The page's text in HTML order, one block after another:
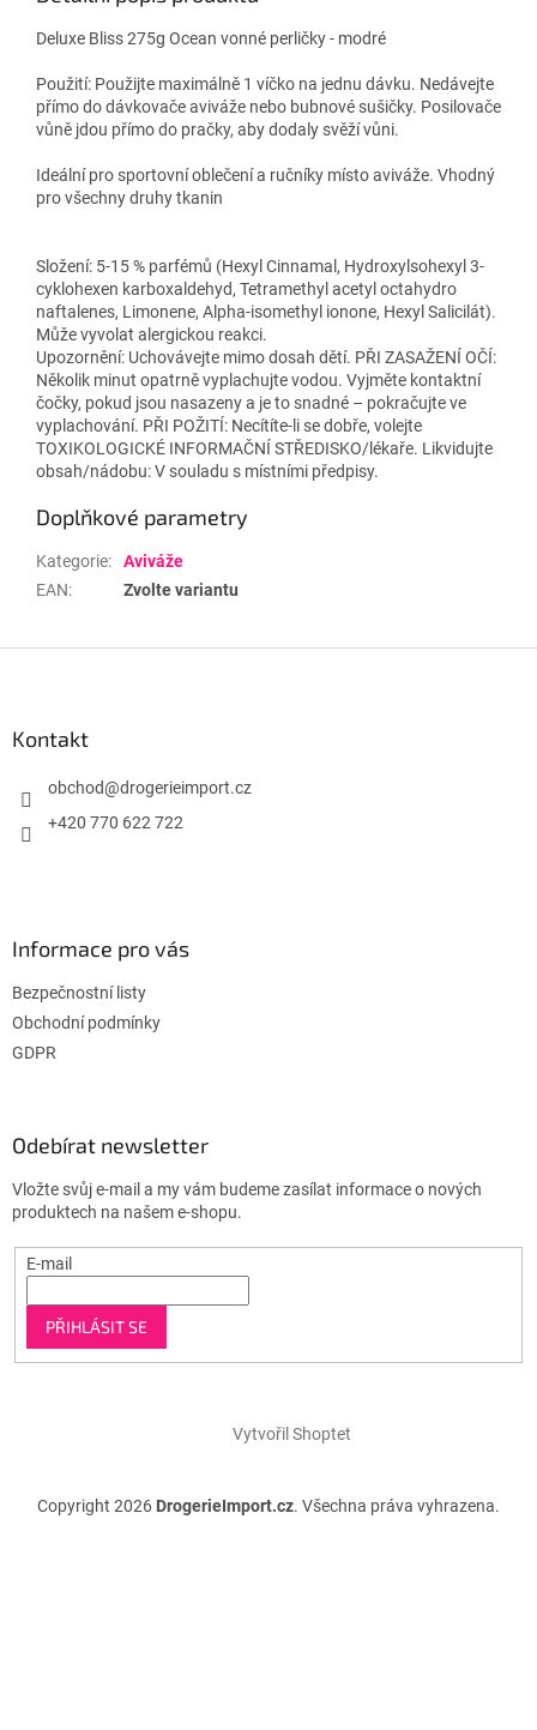
Deluxe Bliss 275g Ocean vonné perličky - modré
Použití: Použijte maximálně 1 víčko na jednu dávku. Nedávejte
přímo do dávkovače aviváže nebo bubnové sušičky. Posilovače
vůně jdou přímo do pračky, aby dodaly svěží vůni.
Ideální pro sportovní oblečení a ručníky místo aviváže. Vhodný
pro všechny druhy tkanin
Složení: 5-15 % parfémů (Hexyl Cinnamal, Hydroxylsohexyl 3-
cyklohexen karboxaldehyd, Tetramethyl acetyl octahydro
naftalenes, Limonene, Alpha-isomethyl ionone, Hexyl Salicilát).
Může vyvolat alergickou reakci.
Upozornění: Uchovávejte mimo dosah dětí. PŘI ZASAŽENÍ OČÍ:
Několik minut opatrně vyplachujte vodou. Vyjměte kontaktní
čočky, pokud jsou nasazeny a je to snadné – pokračujte ve
vyplachování. PŘI POŽITÍ: Necítíte-li se dobře, volejte
TOXIKOLOGICKÉ INFORMAČNÍ STŘEDISKO/lékaře. Likvidujte
obsah/nádobu: V souladu s místními předpisy.
Doplňkové parametry
Kategorie:
Aviváže
EAN: Zvolte variantu
Kontakt
obchod@drogerieimport.cz
+420 770 622 722
Informace pro vás
Bezpečnostní listy
Obchodní podmínky
GDPR
Odebírat newsletter
Vložte svůj e-mail a my vám budeme zasílat informace o nových
produktech na našem e-shopu.
E-mail
PŘIHLÁSIT SE
Vytvořil Shoptet
Copyright 2026 DrogerieImport.cz. Všechna práva vyhrazena.